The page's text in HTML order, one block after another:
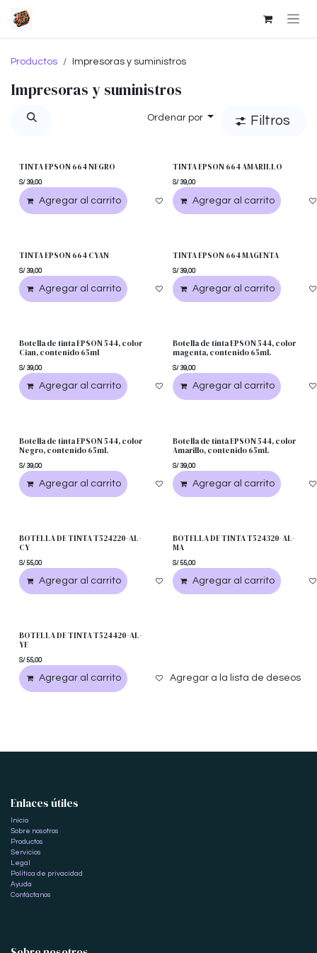
Productos Impresoras y suministros
Impresoras y suministros
Ordenar por Filtros
TINTA EPSON 664 NEGRO
S/39,00
Agregar al carrito Agregar a la lista de deseos
TINTA EPSON 664 AMARILLO
S/39,00
Agregar al carrito
TINTA EPSON 664 CYAN
S/39,00
Agregar al carrito Agregar a la lista de deseos
TINTA EPSON 664 MAGENTA
S/39,00
Agregar al carrito
Botella de tinta EPSON 544, color
Cian, contenido 65ml
S/39,00
Agregar al carrito Agregar a la lista de deseos
Botella de tinta EPSON 544, color
magenta, contenido 65ml.
S/39,00
Agregar al carrito
Botella de tinta EPSON 544, color
Negro, contenido 65ml.
S/39,00
Agregar al carrito Agregar a la lista de deseos
Botella de tinta EPSON 544, color
Amarillo, contenido 65ml.
S/39,00
Agregar al carrito
BOTELLA DE TINTA T524220-AL-
CY
S/55,00
Agregar al carrito Agregar a la lista de deseos
BOTELLA DE TINTA T524320-AL-
MA
S/55,00
Agregar al carrito
BOTELLA DE TINTA T524420-AL-
YE
S/55,00
Agregar al carrito Agregar a la lista de deseos
Enlaces útiles
Inicio
Sobre nosotros
Productos
Servicios
Legal
Política de privacidad
Ayuda
Contáctanos